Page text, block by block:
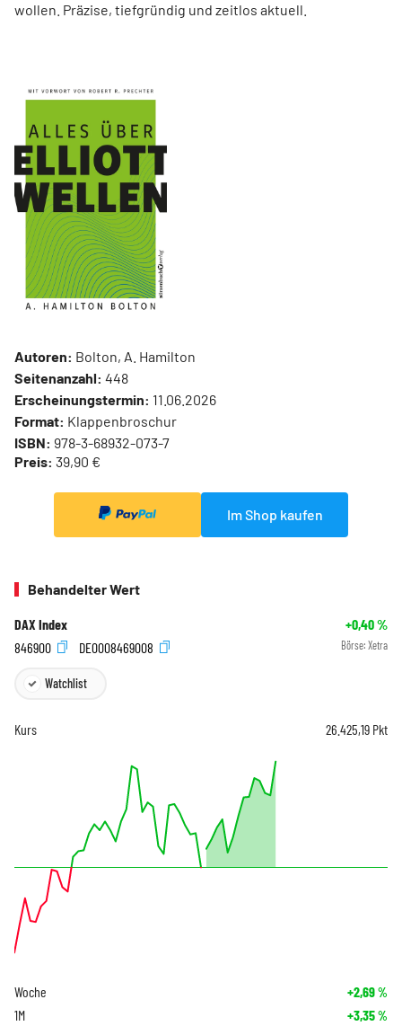
wollen. Präzise, tiefgründig und zeitlos aktuell.
Autoren: Bolton, A. Hamilton
Seitenanzahl: 448
Erscheinungstermin: 11.06.2026
Format: Klappenbroschur
ISBN: 978-3-68932-073-7
Preis: 39,90 €
Im Shop kaufen
Behandelter Wert
DAX Index +0,40%
846900
DE0008469008 Börse: Xetra
Watchlist
Kurs 26.425,19 Pkt
Woche +2,69%
1M +3,35%